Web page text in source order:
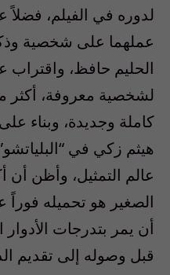
لدوره في الفيلم، فضلاً
عملهما على شخصية
الحليم حافظ، واقتراب
لشخصية معروفة، أكثر
كاملة وجديدة، وبناء
هيثم زكي في
عالم التمثيل، وأظن
الصغير هو تحميله
أن يمر بتدرجات الأدوار
قبل وصوله إلى تقديم